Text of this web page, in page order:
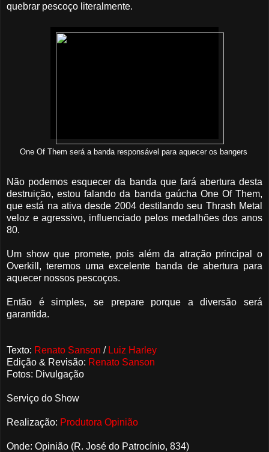
quebrar pescoço literalmente.
One Of Them será a banda responsável para aquecer os bangers
Não podemos esquecer da banda que fará abertura desta
destruição, estou falando da banda gaúcha One Of Them,
que está na ativa desde 2004 destilando seu Thrash Metal
veloz e agressivo, influenciado pelos medalhões dos anos
80.
Um show que promete, pois além da atração principal o
Overkill, teremos uma excelente banda de abertura para
aquecer nossos pescoços.
Então é simples, se prepare porque a diversão será
garantida.
Texto: Renato Sanson / Luiz Harley
Edição & Revisão: Renato Sanson
Fotos: Divulgação
Serviço do Show
Realização: Produtora Opinião
Onde: Opinião (R. José do Patrocínio, 834)